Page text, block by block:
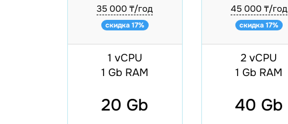
35 000 ₸/год
скидка 17%
1 vCPU
1 Gb RAM
20 Gb
45 000 ₸/год
скидка 17%
2 vCPU
1 Gb RAM
40 Gb